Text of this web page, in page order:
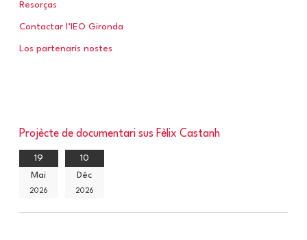
Resorças
Contactar l’IEO Gironda
Los partenaris nostes
Projècte de documentari sus Fèlix Castanh
19
Mai
2026
10
Déc
2026